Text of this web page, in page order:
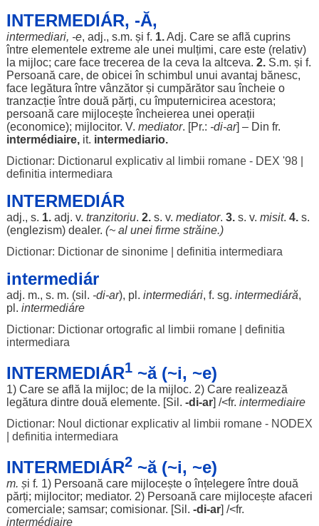
INTERMEDIÁR, -Ă,
intermediari, -e, adj., s.m. și f. 1.Adj. Care se află cuprins
între elementele extreme aleunei mulțimi, care este (relativ)
la mijloc; care face trecerea de la ceva la altceva. 2.S.m. și f.
Persoană care, de obicei în schimbul unui avantaj bănesc,
face legătura între vânzătorși cumpărătorsauîncheieo
tranzacție între două părți, cuîmputernicirea acestora;
persoană care mijlocește încheierea unei operații
(economice); mijlocitor. V. mediator. [Pr.: -di-ar] – Din fr.
intermédiaire, it. intermediario.
Dictionar: Dictionarul explicativ al limbii romane - DEX '98|
definitia intermediara
INTERMEDIÁR
adj., s. 1.adj. v. tranzitoriu. 2.s. v. mediator. 3.s. v. misit. 4.s.
(englezism) dealer. (~ al unei firme străine.)
Dictionar: Dictionar de sinonime| definitia intermediara
intermediár
adj. m., s. m. (sil . -di-ar), pl. intermediári, f. sg. intermediáră,
pl. intermediáre
Dictionar: Dictionar ortografic al limbii romane| definitia
intermediara
INTERMEDIÁR1~ă (~i, ~e)
1) Care se află la mijloc; de la mijloc. 2) Care realizează
legătura dintre două elemente. [Sil . -di-ar] /<fr. intermediaire
Dictionar: Noul dictionar explicativ al limbii romane - NODEX
definitia intermediara
INTERMEDIÁR2~ă (~i, ~e)
m. și f. 1) Persoană care mijloceșteoînțelegere între două
părți; mijlocitor; mediator. 2) Persoană care mijlocește afaceri
comerciale; samsar; comisionar. [Sil . -di-ar] /<fr.
intermédiaire